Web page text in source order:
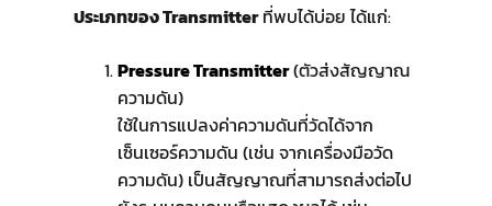
ประเภทของ Transmitterที่พบได้บ่อย ได้แก่:
Pressure Transmitter(ตัวส่งสัญญาณ
ความดัน)
ใช้ในการแปลงค่าความดันที่วัดได้จาก
เซ็นเซอร์ความดัน (เช่น จากเครื่องมือวัด
ความดัน) เป็นสัญญาณที่สามารถส่งต่อไป